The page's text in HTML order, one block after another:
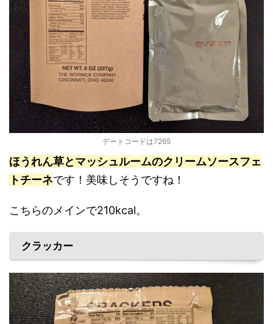
デートコードは7265
ほうれん草とマッシュルームのクリームソースフェ
トチーネです！美味しそうですね！
こちらのメインで210kcal。
クラッカー